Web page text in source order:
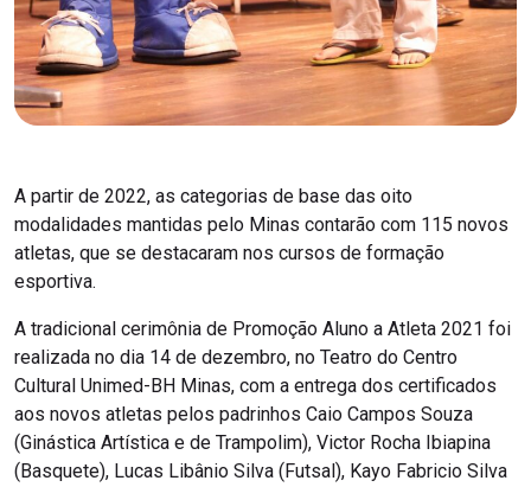
A partir de 2022, as categorias de base das oito
modalidades mantidas pelo Minas contarão com 115 novos
atletas, que se destacaram nos cursos de formação
esportiva.
A tradicional cerimônia de Promoção Aluno a Atleta 2021 foi
realizada no dia 14 de dezembro, no Teatro do Centro
Cultural Unimed-BH Minas, com a entrega dos certificados
aos novos atletas pelos padrinhos Caio Campos Souza
(Ginástica Artística e de Trampolim), Victor Rocha Ibiapina
(Basquete), Lucas Libânio Silva (Futsal), Kayo Fabricio Silva